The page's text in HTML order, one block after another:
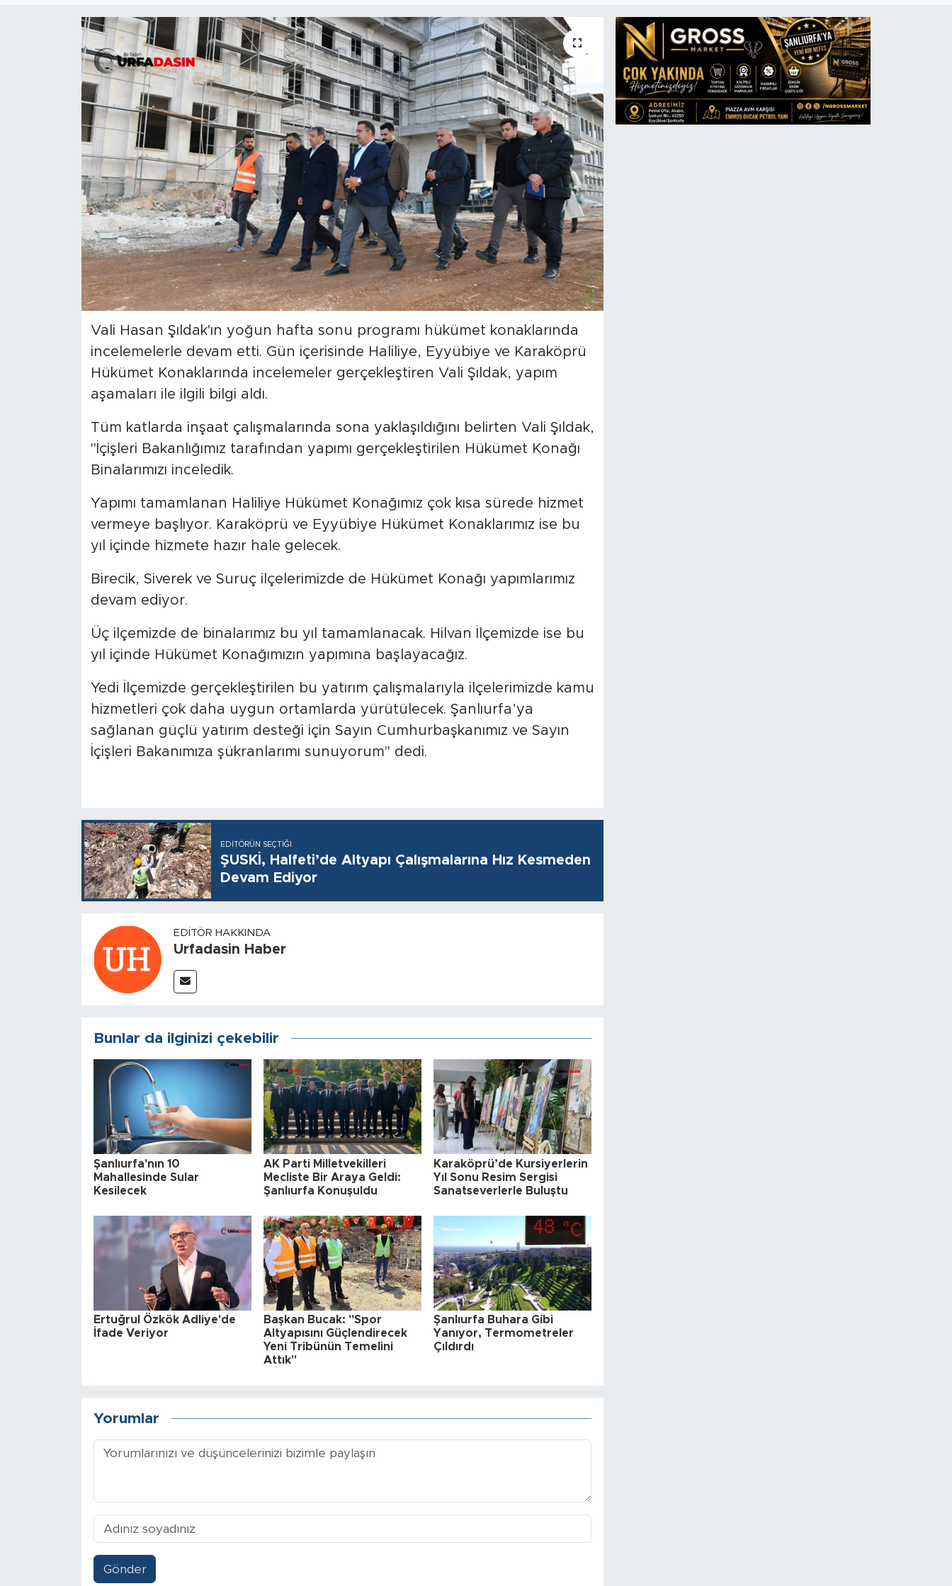
Vali Hasan Şıldak'ın yoğun hafta sonu programı hükümet konaklarında
incelemelerle devam etti. Gün içerisinde Haliliye, Eyyübiye ve Karaköprü
Hükümet Konaklarında incelemeler gerçekleştiren Vali Şıldak, yapım
aşamaları ile ilgili bilgi aldı.
Tüm katlarda inşaat çalışmalarında sona yaklaşıldığını belirten Vali Şıldak,
"İçişleri Bakanlığımız tarafından yapımı gerçekleştirilen Hükümet Konağı
Binalarımızı inceledik.
Yapımı tamamlanan Haliliye Hükümet Konağımız çok kısa sürede hizmet
vermeye başlıyor. Karaköprü ve Eyyübiye Hükümet Konaklarımız ise bu
yıl içinde hizmete hazır hale gelecek.
Birecik, Siverek ve Suruç ilçelerimizde de Hükümet Konağı yapımlarımız
devam ediyor.
Üç ilçemizde de binalarımız bu yıl tamamlanacak. Hilvan İlçemizde ise bu
yıl içinde Hükümet Konağımızın yapımına başlayacağız.
Yedi İlçemizde gerçekleştirilen bu yatırım çalışmalarıyla ilçelerimizde kamu
hizmetleri çok daha uygun ortamlarda yürütülecek. Şanlıurfa’ya
sağlanan güçlü yatırım desteği için Sayın Cumhurbaşkanımız ve Sayın
İçişleri Bakanımıza şükranlarımı sunuyorum" dedi.
EDITÖRÜN SEÇTIĞI
ŞUSKİ, Halfeti’de Altyapı Çalışmalarına Hız Kesmeden
Devam Ediyor
EDITÖR HAKKINDA
Urfadasin Haber
Bunlar da ilginizi çekebilir
Şanlıurfa'nın 10
Mahallesinde Sular
Kesilecek
AK Parti Milletvekilleri
Mecliste Bir Araya Geldi:
Şanlıurfa Konuşuldu
Karaköprü’de Kursiyerlerin
Yıl Sonu Resim Sergisi
Sanatseverlerle Buluştu
Ertuğrul Özkök Adliye'de
İfade Veriyor
Başkan Bucak: "Spor
Altyapısını Güçlendirecek
Yeni Tribünün Temelini
Attık"
Şanlıurfa Buhara Gibi
Yanıyor, Termometreler
Çıldırdı
Yorumlar
Gönder